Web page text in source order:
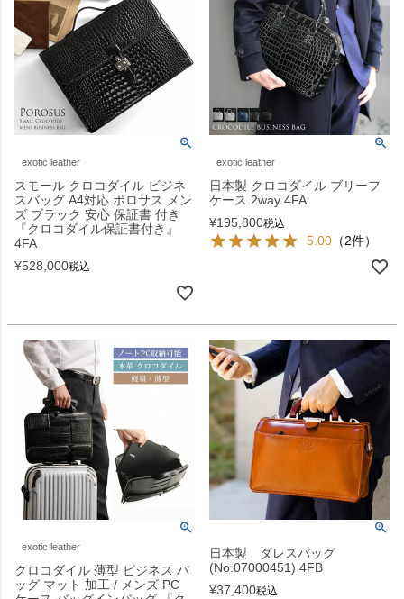
exotic leather
スモール クロコダイル ビジネ
スバッグ A4対応 ポロサス メン
ズ ブラック 安心 保証書 付き
『クロコダイル保証書付き』
4FA
¥528,000税込
exotic leather
日本製 クロコダイル ブリーフ
ケース 2way 4FA
¥195,800税込
5.00 （2件）
exotic leather
クロコダイル 薄型 ビジネス バ
ッグ マット 加工 / メンズ PC
日本製 ダレスバッグ
(No.07000451) 4FB
¥37,400税込